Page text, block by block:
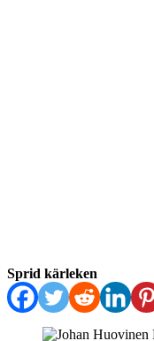
Sprid kärleken